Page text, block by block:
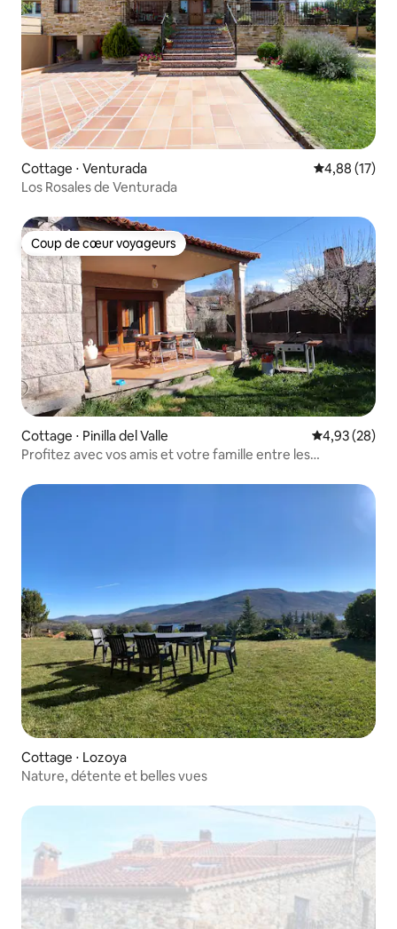
Cottage ⋅ Venturada Évaluation
4,88 (17)
Los Rosales de Venturada
Coup de cœur voyageurs
Coup de cœur voyageurs
Cottage ⋅ Pinilla del Valle Évaluation
4,93 (28)
Profitez avec vos amis et votre famille entre les
Cottage ⋅ Lozoya
Nature, détente et belles vues